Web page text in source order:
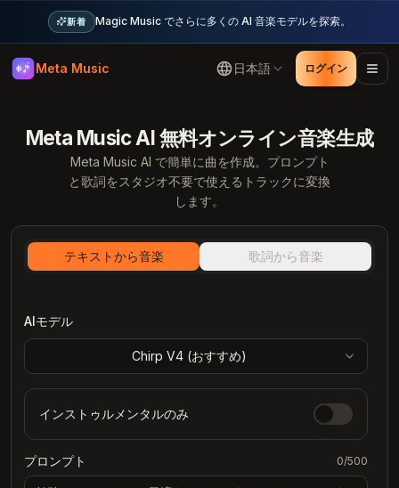
新着 Magic Music でさらに多くの AI 音楽モデルを探索。
Meta Music 日本語 ログイン
Meta Music AI 無料オンライン音楽生成
Meta Music AI で簡単に曲を作成。プロンプト
と歌詞をスタジオ不要で使えるトラックに変換
します。
テキストから音楽 歌詞から音楽
AIモデル
Chirp V4 (おすすめ)
インストゥルメンタルのみ
プロンプト 0/500